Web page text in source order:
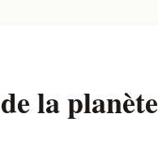
la planète